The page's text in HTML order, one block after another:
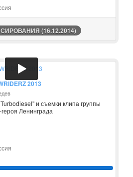
(16.12.2014)
2013
и съемки клипа группы
Ленинграда